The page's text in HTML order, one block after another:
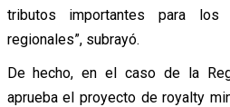
tributos importantes para los
regionales”, subrayó.
De hecho, en el caso de la
aprueba el proyecto de royalty